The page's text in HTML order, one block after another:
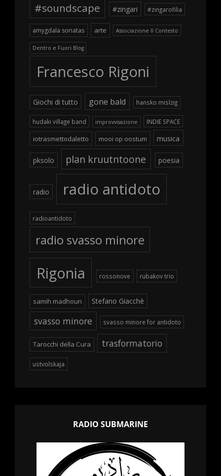
#soundscape #zingari #zingarofilia
amygdala sonatas arte Associazione Il Contesto
Dentro e Fuori Blog
Francesco Rigoni
Giochi di tutto gone bald hansko mislzig
hudaki village band improvvisazione INDIE SPACE
iotrasmettodaletto mooi op oostum musica
pksolo plan kruutntoone poesia
radio radio antidoto
radioantidoto
radio svasso minore
Rigonia rossonove rubakov trio
samih madhoun Stefano Giacchè
svasso minore svasso minore for antidoto
Tarocchi della Cura trasformatorio
ustvolskaja
RADIO SUBMARINE